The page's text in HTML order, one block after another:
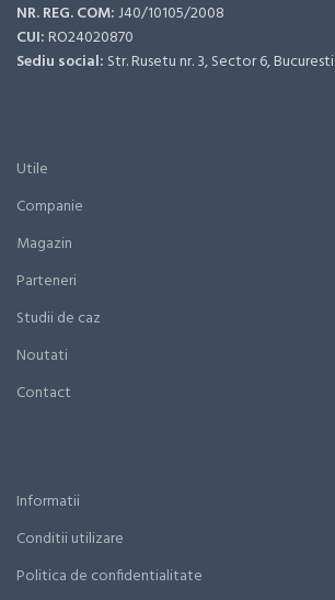
NR. REG. COM:J40/10105/2008
CUI:RO24020870
Sediu social: Str. Rusetu nr. 3, Sector 6, Bucuresti
Utile
Companie
Magazin
Parteneri
Studii de caz
Noutati
Contact
Informatii
Conditii utilizare
Politica de confidentialitate